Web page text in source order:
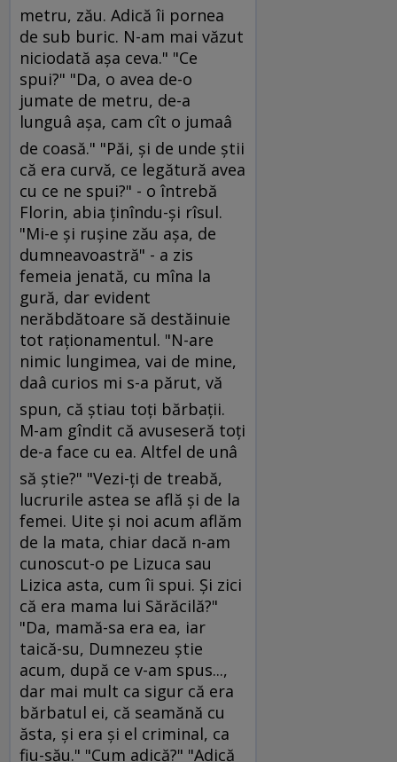
metru, zău. Adică îi pornea
de sub buric. N-am mai văzut
niciodată aşa ceva." "Ce
spui?" "Da, o avea de-o
jumate de metru, de-a
lunguâ aşa, cam cît o jumaâ
de coasă." "Păi, şi de unde ştii
că era curvă, ce legătură avea
cu ce ne spui?" - o întrebă
Florin, abia ţinîndu-şi rîsul.
"Mi-e şi ruşine zău aşa, de
dumneavoastră" - a zis
femeia jenată, cu mîna la
gură, dar evident
nerăbdătoare să destăinuie
tot raţionamentul. "N-are
nimic lungimea, vai de mine,
daâ curios mi s-a părut, vă
spun, că ştiau toţi bărbaţii.
M-am gîndit că avuseseră toţi
de-a face cu ea. Altfel de unâ
să ştie?" "Vezi-ţi de treabă,
lucrurile astea se află şi de la
femei. Uite şi noi acum aflăm
de la mata, chiar dacă n-am
cunoscut-o pe Lizuca sau
Lizica asta, cum îi spui. Şi zici
că era mama lui Sărăcilă?"
"Da, mamă-sa era ea, iar
taică-su, Dumnezeu ştie
acum, după ce v-am spus...,
dar mai mult ca sigur că era
bărbatul ei, că seamănă cu
ăsta, şi era şi el criminal, ca
fiu-său." "Cum adică?" "Adică